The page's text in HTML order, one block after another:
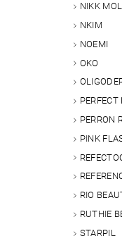
NIKK
NKIM
NOEMI
OKO
PERFECT
PERRON
PINK
RIO
RUTHIE
STARPIL